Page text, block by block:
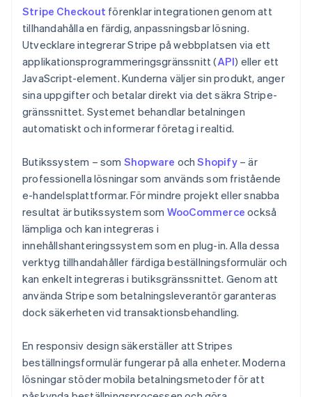
Stripe Checkout förenklar integrationen genom att
tillhandahålla en färdig, anpassningsbar lösning.
Utvecklare integrerar Stripe på webbplatsen via ett
applikationsprogrammeringsgränssnitt (API) eller ett
JavaScript-element. Kunderna väljer sin produkt, anger
sina uppgifter och betalar direkt via det säkra Stripe-
gränssnittet. Systemet behandlar betalningen
automatiskt och informerar företag i realtid.
Butikssystem – som Shopware ochShopify– är
professionella lösningar som används som fristående
e-handelsplattformar. För mindre projekt eller snabba
resultat är butikssystem som WooCommerce också
lämpliga och kan integreras i
innehållshanteringssystem som en plug-in. Alla dessa
verktyg tillhandahåller färdiga beställningsformulär och
kan enkelt integreras i butiksgränssnittet. Genom att
använda Stripe som betalningsleverantör garanteras
dock säkerheten vid transaktionsbehandling.
En responsiv design säkerställer att Stripes
beställningsformulär fungerar på alla enheter. Moderna
lösningar stöder mobila betalningsmetoder för att